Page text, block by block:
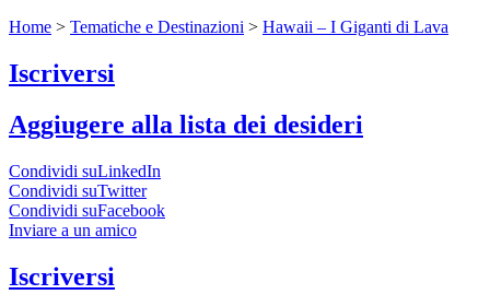
Home > Tematiche e Destinazioni > Hawaii – I Giganti di Lava
Iscriversi
Aggiugere alla lista dei desideri
Condividi suLinkedIn
Condividi suTwitter
Condividi suFacebook
Inviare a un amico
Iscriversi